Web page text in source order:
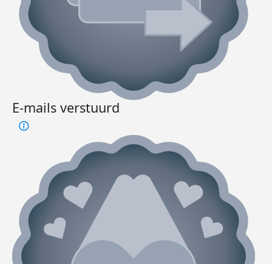
E-mails verstuurd